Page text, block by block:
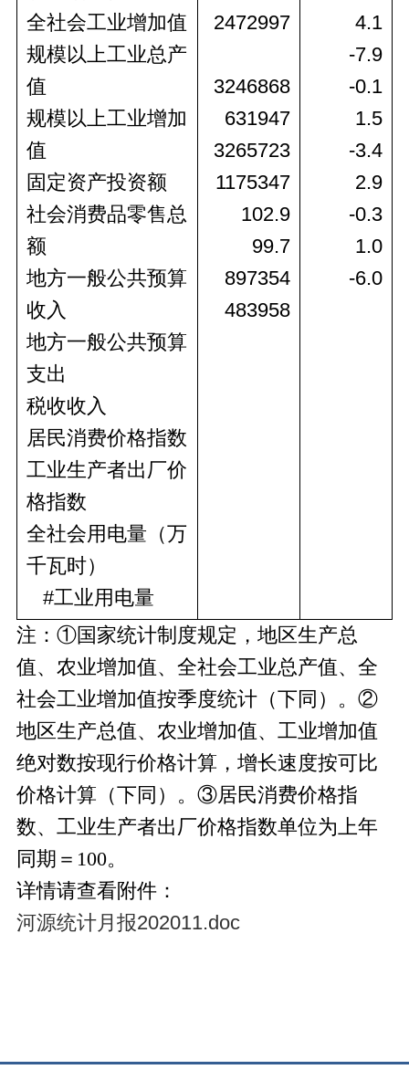
全社会工业增加值
规模以上工业总产
值
规模以上工业增加
值
固定资产投资额
社会消费品零售总
额
地方一般公共预算
收入
地方一般公共预算
支出
税收收入
居民消费价格指数
工业生产者出厂价
格指数
全社会用电量（万
千瓦时）
#工业用电量
2472997
3246868
631947
3265723
1175347
102.9
99.7
897354
483958
4.1
-7.9
-0.1
1.5
-3.4
2.9
-0.3
1.0
-6.0
注：①国家统计制度规定，地区生产总
值、农业增加值、全社会工业总产值、全
社会工业增加值按季度统计（下同）。②
地区生产总值、农业增加值、工业增加值
绝对数按现行价格计算，增长速度按可比
价格计算（下同）。③居民消费价格指
数、工业生产者出厂价格指数单位为上年
同期＝100。
详情请查看附件：
河源统计月报202011.doc